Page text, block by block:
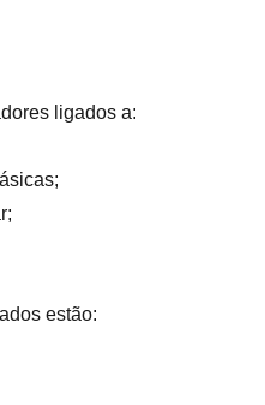
ligados a:
estão: